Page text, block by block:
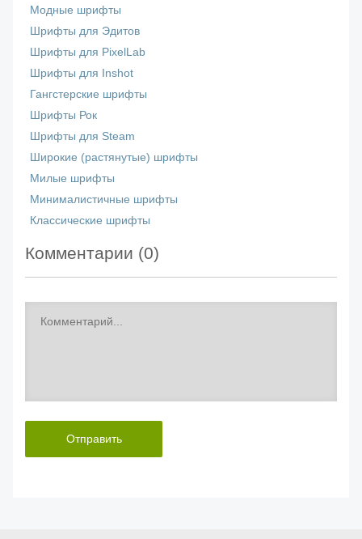
Модные шрифты
Шрифты для Эдитов
Шрифты для PixelLab
Шрифты для Inshot
Гангстерские шрифты
Шрифты Рок
Шрифты для Steam
Широкие (растянутые) шрифты
Милые шрифты
Минималистичные шрифты
Классические шрифты
Комментарии (0)
Отправить